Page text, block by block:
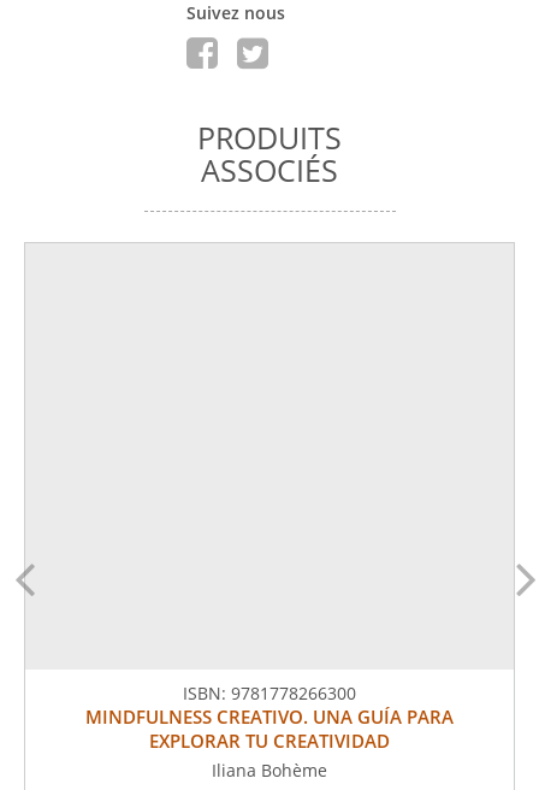
Suivez nous
PRODUITS
ASSOCIÉS
ISBN: 9781778266300
MINDFULNESS CREATIVO. UNA GUÍA PARA
EXPLORAR TU CREATIVIDAD
Iliana Bohème